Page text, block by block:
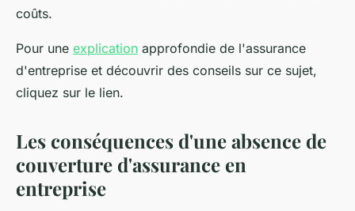
coûts.
Pour une explication approfondie de l'assurance
d'entreprise et découvrir des conseils sur ce sujet,
cliquez sur le lien.
Les conséquences d'une absence de
couverture d'assurance en
entreprise